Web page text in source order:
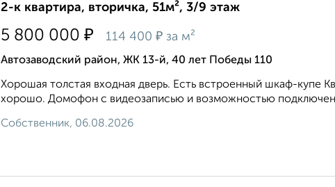
2-к квартира, вторичка, 51м², 3/9 этаж
5 800 000 ₽ 114 400 ₽ за м²
Автозаводский район, ЖК 13-й, 40 лет Победы 110
Хорошая толстая входная дверь. Есть встроенный шкаф-купе
хорошо. Домофон с видеозаписью и возможностью
Собственник, 06.08.2026